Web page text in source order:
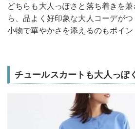
どちらも大人っぽさと落ち着きを
ら、品よく好印象な大人コーデが
小物で華やかさを添えるのもポイ
チュールスカートも大人っぽ